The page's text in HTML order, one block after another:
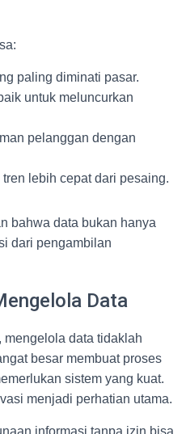
paling diminati pasar.
untuk meluncurkan
pelanggan dengan
lebih cepat dari pesaing.
bahwa data bukan hanya
dari pengambilan
Data
mengelola data tidaklah
besar membuat proses
sistem yang kuat.
menjadi perhatian utama.
informasi tanpa izin bisa